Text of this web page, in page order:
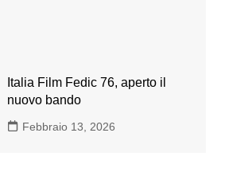
Italia Film Fedic 76, aperto il
nuovo bando
Febbraio 13, 2026